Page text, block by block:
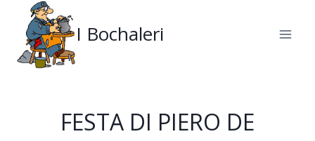
contenuto
I Bochaleri
FESTA DI PIERO DE